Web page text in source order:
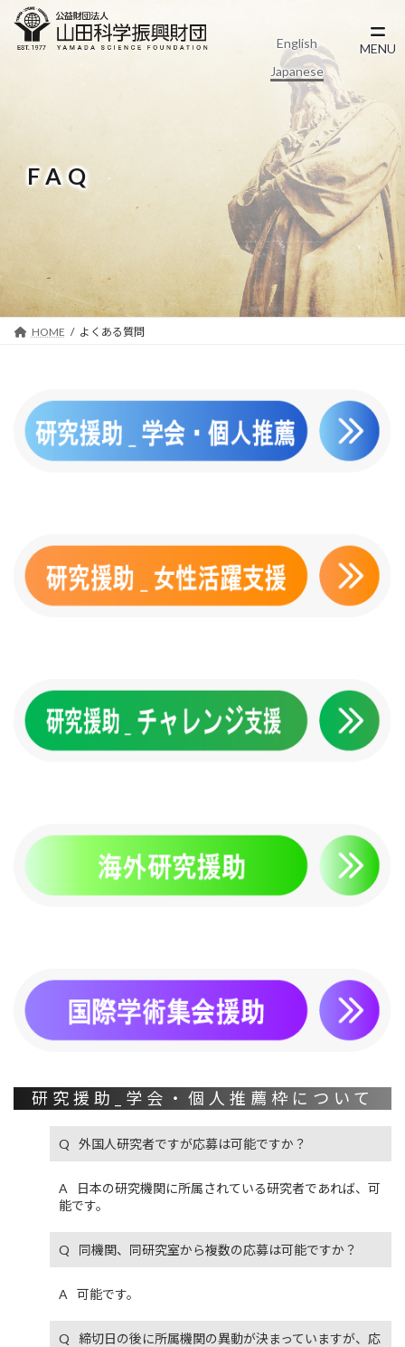
English
Japanese
FAQ
HOME よくある質問
研究援助_学会・個人推薦枠について
外国人研究者ですが応募は可能ですか？
日本の研究機関に所属されている研究者であれば、可
能です。
同機関、同研究室から複数の応募は可能ですか？
可能です。
締切日の後に所属機関の異動が決まっていますが、応
MENU